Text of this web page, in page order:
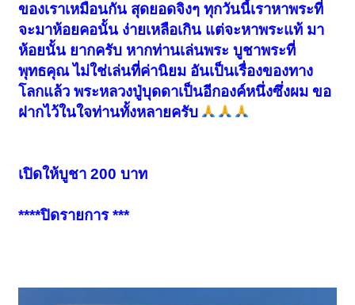
ของเราเหมือนกัน สุดยอดจิงๆ ทุกวันนี้เราหาพระที่
จะมาห้อยคอนั้น ง่ายเหลือเกิน แต่จะหาพระแท้ มา
ห้อยนั้น ยากครับ หากท่านเล่นพระ บูชาพระที่
พุทธคุณ ไม่ใช่เล่นที่ค่านิยม อันเป็นเรื่องของทาง
โลกแล้ว พระหลวงปู่บุดดาเป็นอีกองค์หนึ่งซึ่งผม ขอ
ฝากไว้ในใจท่านทั้งหลายครับ
เปิดให้บูชา 200 บาท
****ปิดรายการ ***